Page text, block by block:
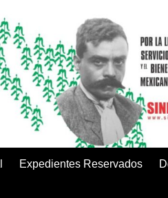
Expedientes Reservados